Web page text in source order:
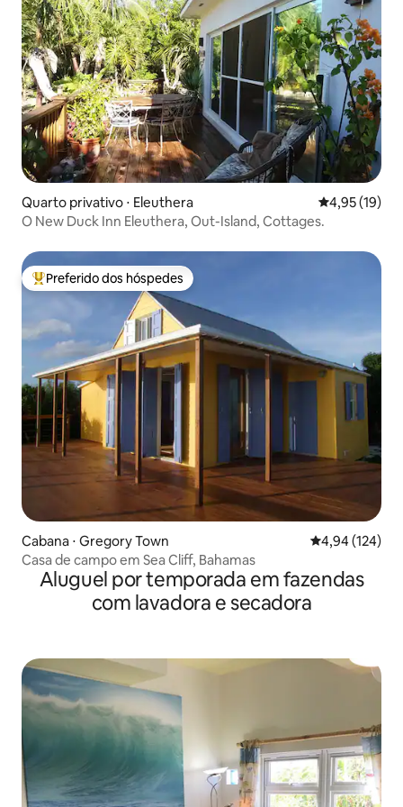
Quarto privativo ⋅ Eleuthera 4,95 de uma
4,95 (19)
O New Duck Inn Eleuthera, Out-Island, Cottages.
Entre os melhores preferidos dos hóspedes
Preferido dos hóspedes
Cabana ⋅ Gregory Town 4,94 de uma
4,94 (124)
Casa de campo em Sea Cliff, Bahamas
Aluguel por temporada em fazendas
com lavadora e secadora